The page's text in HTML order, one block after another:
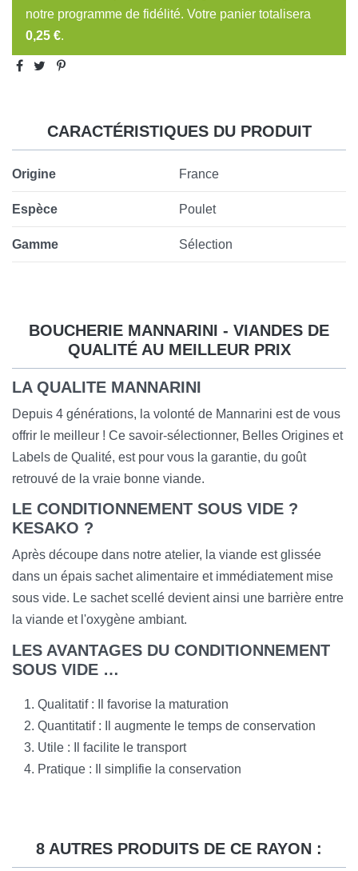
notre programme de fidélité. Votre panier totalisera
0,25 €.
CARACTÉRISTIQUES DU PRODUIT
Origine France
Espèce Poulet
Gamme Sélection
BOUCHERIE MANNARINI - VIANDES DE
QUALITÉ AU MEILLEUR PRIX
LA QUALITE MANNARINI
Depuis 4 générations, la volonté de Mannarini est de vous
offrir le meilleur ! Ce savoir-sélectionner, Belles Origines et
Labels de Qualité, est pour vous la garantie, du goût
retrouvé de la vraie bonne viande.
LE CONDITIONNEMENT SOUS VIDE ?
KESAKO ?
Après découpe dans notre atelier, la viande est glissée
dans un épais sachet alimentaire et immédiatement mise
sous vide. Le sachet scellé devient ainsi une barrière entre
la viande et l'oxygène ambiant.
LES AVANTAGES DU CONDITIONNEMENT
SOUS VIDE …
Qualitatif : Il favorise la maturation
Quantitatif : Il augmente le temps de conservation
Utile : Il facilite le transport
Pratique : Il simplifie la conservation
8 AUTRES PRODUITS DE CE RAYON :